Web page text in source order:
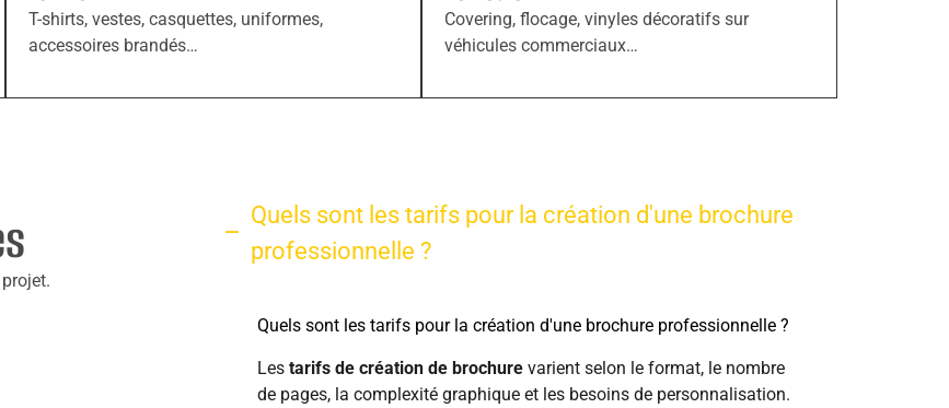
T-shirts, vestes, casquettes, uniformes,
accessoires brandés…
Covering, flocage, vinyles décoratifs sur
véhicules commerciaux…
Quels sont les tarifs pour la création d'une brochure
professionnelle ?
Quels sont les tarifs pour la création d'une brochure professionnelle ?
Les tarifs de création de brochure varient selon le format, le nombre
de pages, la complexité graphique et les besoins de personnalisation.